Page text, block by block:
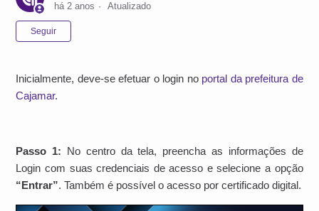
há 2 anos Atualizado
Seguir
Inicialmente, deve-se efetuar o login no portal da prefeitura de
Cajamar.
Passo 1: No centro da tela, preencha as informações de
Login com suas credenciais de acesso e selecione a opção
“Entrar”. Também é possível o acesso por certificado digital.